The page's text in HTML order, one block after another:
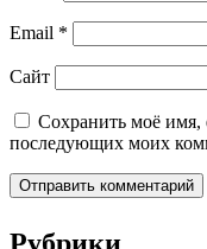
Email *
Сайт
Сохранить моё имя,
последующих моих